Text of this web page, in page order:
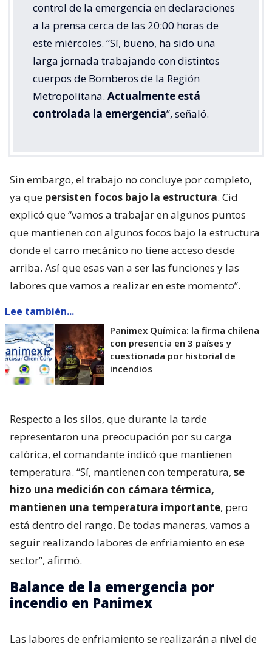
control de la emergencia en declaraciones
a la prensa cerca de las 20:00 horas de
este miércoles. “Sí, bueno, ha sido una
larga jornada trabajando con distintos
cuerpos de Bomberos de la Región
Metropolitana. Actualmente está
controlada la emergencia”, señaló.
Sin embargo, el trabajo no concluye por completo,
ya que persisten focos bajo la estructura. Cid
explicó que “vamos a trabajar en algunos puntos
que mantienen con algunos focos bajo la estructura
donde el carro mecánico no tiene acceso desde
arriba. Así que esas van a ser las funciones y las
labores que vamos a realizar en este momento”.
Lee también...
Panimex Química: la firma chilena
con presencia en 3 países y
cuestionada por historial de
incendios
Respecto a los silos, que durante la tarde
representaron una preocupación por su carga
calórica, el comandante indicó que mantienen
temperatura. “Sí, mantienen con temperatura, se
hizo una medición con cámara térmica,
mantienen una temperatura importante, pero
está dentro del rango. De todas maneras, vamos a
seguir realizando labores de enfriamiento en ese
sector”, afirmó.
Balance de la emergencia por
incendio en Panimex
Las labores de enfriamiento se realizarán a nivel de